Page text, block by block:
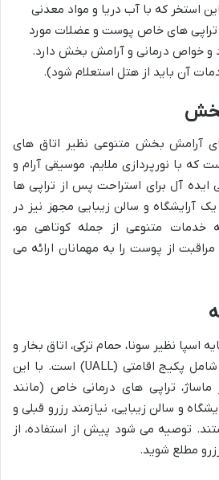
این استخر که با آب دریا و مواد معدنی
تراپی های خاص پوست و عضلات مورد
و خواص درمانی و آرامش بخش دارد.
آن باید از هتل استعلام شود).
آرامش بخش متنوعی نظیر اتاق های
با نورپردازی ملایم، موسیقی آرام و
آل برای استراحت پس از تراپی ها
آرایشگاه و سالن زیبایی مجهز نیز در
متنوعی از جمله کوتاهی مو،
از پوست را به مهمانان ارائه می
اسپا نظیر سونا، حمام ترکی، اتاق بخار و
استخر سرپوشیده معمولاً شامل پکیج اقامتی (UALL) است. با این
تراپی های درمانی خاص (مانند
و سالن زیبایی، نیازمند رزرو قبلی و
توصیه می شود پیش از استفاده، از
مطلع شوید.